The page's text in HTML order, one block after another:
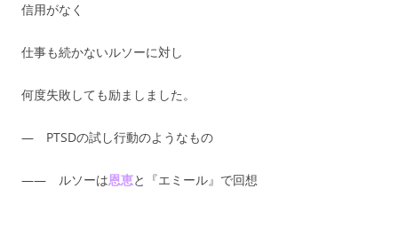
信用がなく
仕事も続かないルソーに対し
何度失敗しても励ましました。
— PTSDの試し行動のようなもの
—— ルソーは恩恵と『エミール』で回想